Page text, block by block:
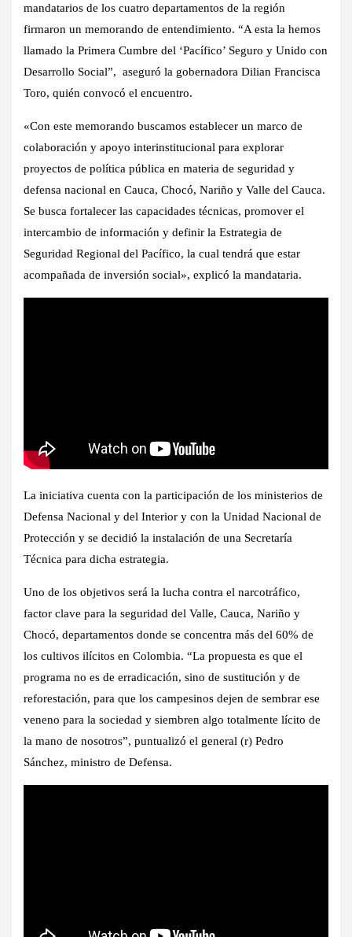
mandatarios de los cuatro departamentos de la región
firmaron un memorando de entendimiento. “A esta la hemos
llamado la Primera Cumbre del ‘Pacífico’ Seguro y Unido con
Desarrollo Social”, aseguró la gobernadora Dilian Francisca
Toro, quién convocó el encuentro.
«Con este memorando buscamos establecer un marco de
colaboración y apoyo interinstitucional para explorar
proyectos de política pública en materia de seguridad y
defensa nacional en Cauca, Chocó, Nariño y Valle del Cauca.
Se busca fortalecer las capacidades técnicas, promover el
intercambio de información y definir la Estrategia de
Seguridad Regional del Pacífico, la cual tendrá que estar
acompañada de inversión social», explicó la mandataria.
La iniciativa cuenta con la participación de los ministerios de
Defensa Nacional y del Interior y con la Unidad Nacional de
Protección y se decidió la instalación de una Secretaría
Técnica para dicha estrategia.
Uno de los objetivos será la lucha contra el narcotráfico,
factor clave para la seguridad del Valle, Cauca, Nariño y
Chocó, departamentos donde se concentra más del 60% de
los cultivos ilícitos en Colombia. “La propuesta es que el
programa no es de erradicación, sino de sustitución y de
reforestación, para que los campesinos dejen de sembrar ese
veneno para la sociedad y siembren algo totalmente lícito de
la mano de nosotros”, puntualizó el general (r) Pedro
Sánchez, ministro de Defensa.